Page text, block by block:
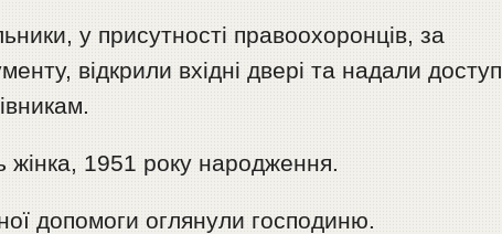
у присутності правоохоронців, за
відкрили вхідні двері та надали доступ
жінка, 1951 року народження.
допомоги оглянули господиню.